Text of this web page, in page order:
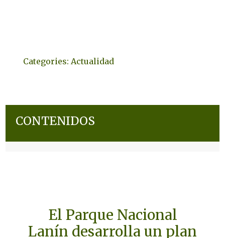
Categories:Actualidad
CONTENIDOS
El Parque Nacional
Lanín desarrolla un plan